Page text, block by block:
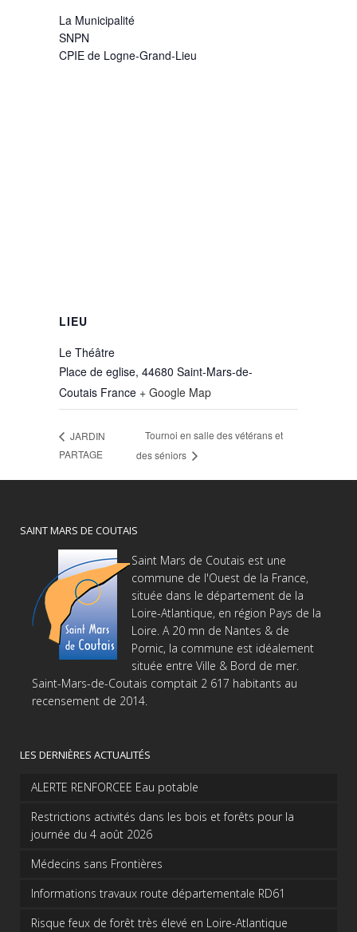
La Municipalité
SNPN
CPIE de Logne-Grand-Lieu
LIEU
Le Théâtre
Place de eglise, 44680 Saint-Mars-de-
Coutais France + Google Map
JARDIN
PARTAGE
Tournoi en salle des vétérans et
des séniors
SAINT MARS DE COUTAIS
Saint Mars de Coutais est une
commune de l'Ouest de la France,
située dans le département de la
Loire-Atlantique, en région Pays de la
Loire. A 20 mn de Nantes & de
Pornic, la commune est idéalement
située entre Ville & Bord de mer.
Saint-Mars-de-Coutais comptait 2 617 habitants au
recensement de 2014.
LES DERNIÈRES ACTUALITÉS
ALERTE RENFORCEE Eau potable
Restrictions activités dans les bois et forêts pour la
journée du 4 août 2026
Médecins sans Frontières
Informations travaux route départementale RD61
Risque feux de forêt très élevé en Loire-Atlantique